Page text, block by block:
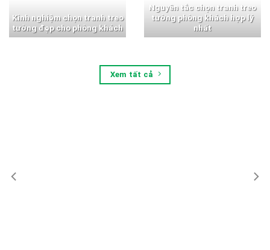
Kinh nghiệm chọn tranh treo
tường đẹp cho phòng khách
Nguyên tắc chọn tranh treo
tường phòng khách hợp lý
nhất
Xem tất cả